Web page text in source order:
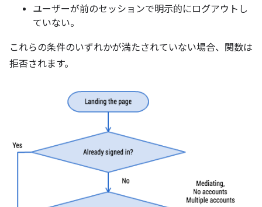
ユーザーが前のセッションで明示的にログアウトし
ていない。
これらの条件のいずれかが満たされていない場合、関数は
拒否されます。